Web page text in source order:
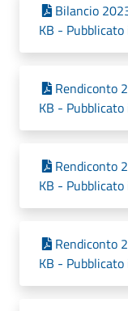
Bilancio
KB -
Rendiconto
KB -
Rendiconto
KB -
Rendiconto
KB -